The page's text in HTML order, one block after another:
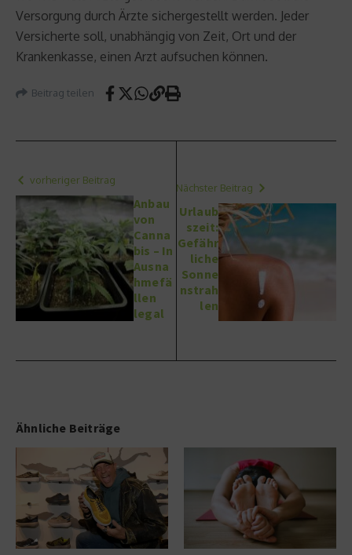
Versorgung durch Ärzte sichergestellt werden. Jeder
Versicherte soll, unabhängig von Zeit, Ort und der
Krankenkasse, einen Arzt aufsuchen können.
Beitrag teilen
vorheriger Beitrag
Anbau
von
Canna
bis – In
Ausna
hmefä
llen
legal
Nächster Beitrag
Urlaub
szeit:
Gefähr
liche
Sonne
nstrah
len
Ähnliche Beiträge